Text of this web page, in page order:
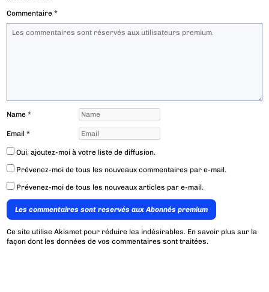
Commentaire*
Name*
Email*
Oui, ajoutez-moi à votre liste de diffusion.
Prévenez-moi de tous les nouveaux commentaires par e-mail.
Prévenez-moi de tous les nouveaux articles par e-mail.
Les commentaires sont reservés aux Abonnés premium
Ce site utilise Akismet pour réduire les indésirables. En savoir plus sur la
façon dont les données de vos commentaires sont traitées.